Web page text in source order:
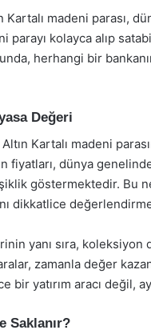
Kartalı madeni parası,
parayı kolayca alıp
herhangi bir
Değeri
Kartalı madeni
fiyatları, dünya
göstermektedir. Bu
dikkatlice
yanı sıra,
zamanla değer
bir yatırım aracı değil,
Saklanır?